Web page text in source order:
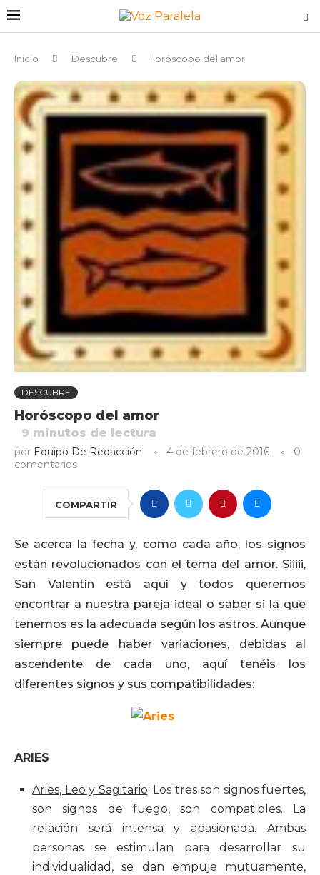
Inicio Descubre Horóscopo del amor
DESCUBRE
Horóscopo del amor
9 minutos de lectura
por Equipo De Redacción 4 de febrero de 2016
0
comentarios
COMPARTIR
Se acerca la fecha y, como cada año, los signos
están revolucionados con el tema del amor. Siiiii,
San Valentín está aquí y todos queremos
encontrar a nuestra pareja ideal o saber si la que
tenemos es la adecuada según los astros. Aunque
siempre puede haber variaciones, debidas al
ascendente de cada uno, aquí tenéis los
diferentes signos y sus compatibilidades:
ARIES
Aries, Leo y Sagitario: Los tres son signos fuertes,
son signos de fuego, son compatibles. La
relación será intensa y apasionada. Ambas
personas se estimulan para desarrollar su
individualidad, se dan empuje mutuamente,